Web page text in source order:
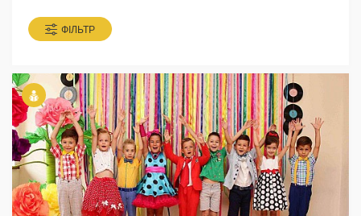
ФІЛЬТР